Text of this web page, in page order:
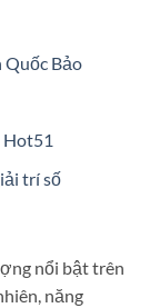
Quốc Bảo
Hot51
trí số
nổi bật trên
năng